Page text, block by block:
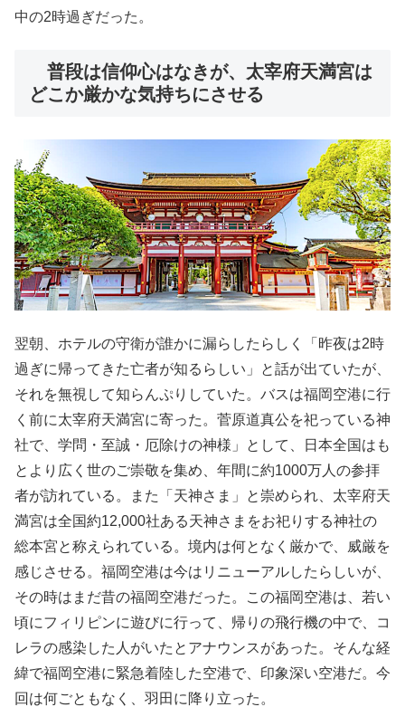
中の2時過ぎだった。
普段は信仰心はなきが、太宰府天満宮は
どこか厳かな気持ちにさせる
翌朝、ホテルの守衛が誰かに漏らしたらしく「昨夜は2時
過ぎに帰ってきた亡者が知るらしい」と話が出ていたが、
それを無視して知らんぷりしていた。バスは福岡空港に行
く前に太宰府天満宮に寄った。菅原道真公を祀っている神
社で、学問・至誠・厄除けの神様」として、日本全国はも
とより広く世のご崇敬を集め、年間に約1000万人の参拝
者が訪れている。また「天神さま」と崇められ、太宰府天
満宮は全国約12,000社ある天神さまをお祀りする神社の
総本宮と称えられている。境内は何となく厳かで、威厳を
感じさせる。福岡空港は今はリニューアルしたらしいが、
その時はまだ昔の福岡空港だった。この福岡空港は、若い
頃にフィリピンに遊びに行って、帰りの飛行機の中で、コ
レラの感染した人がいたとアナウンスがあった。そんな経
緯で福岡空港に緊急着陸した空港で、印象深い空港だ。今
回は何ごともなく、羽田に降り立った。